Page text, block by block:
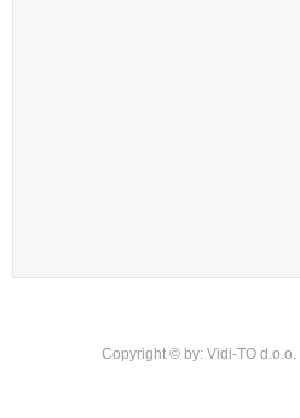
Copyright © by: Vidi-TO